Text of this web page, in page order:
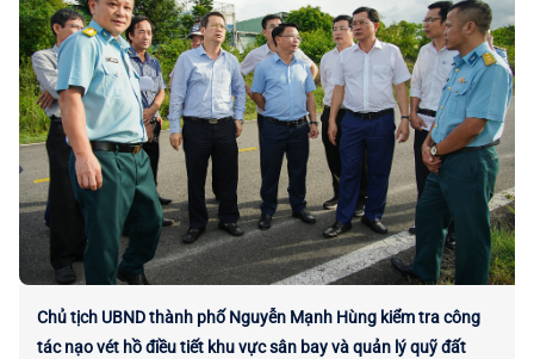
Chủ tịch UBND thành phố Nguyễn Mạnh Hùng kiểm tra công
tác nạo vét hồ điều tiết khu vực sân bay và quản lý quỹ đất